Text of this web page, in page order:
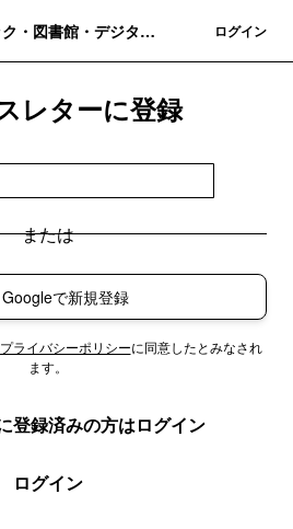
・図書館・デジタル
ログイン
レターに登録
Googleで新規登録
プライバシーポリシーに同意したとみなされ
ます。
登録済みの方はログイン
ログイン